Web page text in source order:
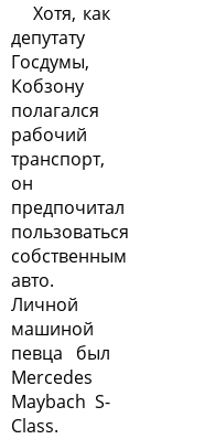
Хотя, как
депутату
Госдумы,
Кобзону
полагался
рабочий
транспорт,
он
предпочитал
пользоваться
собственным
авто.
Личной
машиной
певца был
Mercedes
Maybach S-
Class.